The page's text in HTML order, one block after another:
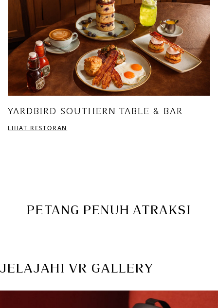
YARDBIRD SOUTHERN TABLE & BAR
LIHAT RESTORAN
PETANG PENUH ATRAKSI
JELAJAHI VR GALLERY